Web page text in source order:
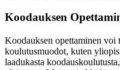
Koodauksen
Koodauksen opettaminen voi
koulutusmuodot, kuten
laadukasta